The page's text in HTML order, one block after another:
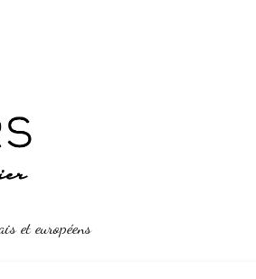
et européens